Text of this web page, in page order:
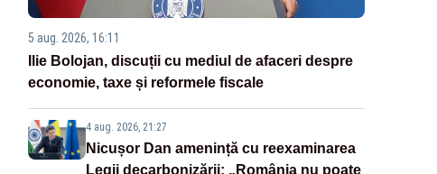
5 aug. 2026, 16:11
Ilie Bolojan, discuții cu mediul de afaceri despre
economie, taxe și reformele fiscale
4 aug. 2026, 21:27
Nicușor Dan amenință cu reexaminarea
Legii decarbonizării: „România nu poate